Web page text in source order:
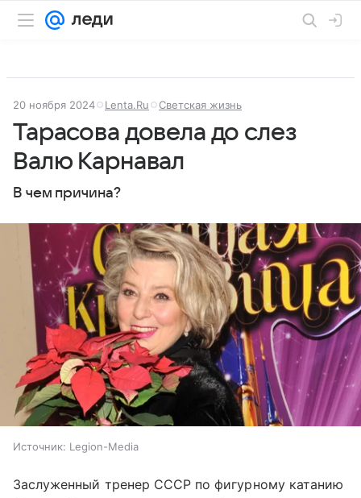
20 ноября 2024 Lenta.Ru Светская жизнь
Тарасова довела до слез
Валю Карнавал
В чем причина?
Источник: Legion-Media
Заслуженный тренер СССР по фигурному катанию